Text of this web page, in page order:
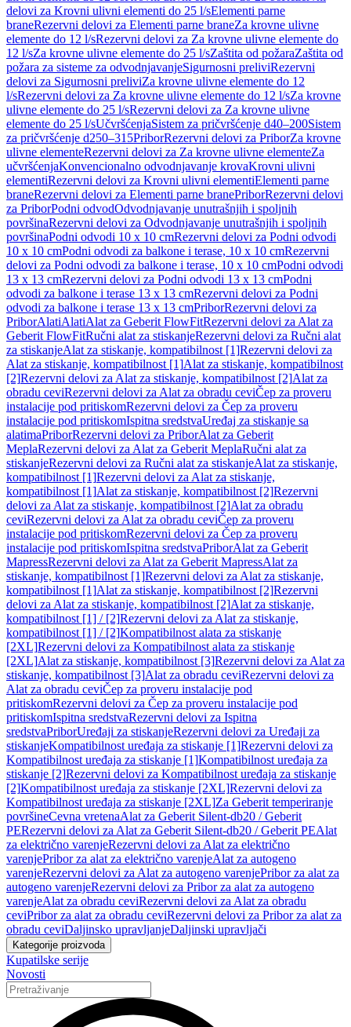
delovi za Krovni ulivni elementi do 25 l/sElementi parne
braneRezervni delovi za Elementi parne braneZa krovne ulivne
elemente do 12 l/sRezervni delovi za Za krovne ulivne elemente do
12 l/sZa krovne ulivne elemente do 25 l/sZaštita od požaraZaštita od
požara za sisteme za odvodnjavanjeSigurnosni preliviRezervni
delovi za Sigurnosni preliviZa krovne ulivne elemente do 12
l/sRezervni delovi za Za krovne ulivne elemente do 12 l/sZa krovne
ulivne elemente do 25 l/sRezervni delovi za Za krovne ulivne
elemente do 25 l/sUčvršćenjaSistem za pričvršćenje d40–200Sistem
za pričvršćenje d250–315PriborRezervni delovi za PriborZa krovne
ulivne elementeRezervni delovi za Za krovne ulivne elementeZa
učvršćenjaKonvencionalno odvodnjavanje krovaKrovni ulivni
elementiRezervni delovi za Krovni ulivni elementiElementi parne
braneRezervni delovi za Elementi parne branePriborRezervni delovi
za PriborPodni odvodOdvodnjavanje unutrašnjih i spoljnih
površinaRezervni delovi za Odvodnjavanje unutrašnjih i spoljnih
površinaPodni odvodi 10 x 10 cmRezervni delovi za Podni odvodi
10 x 10 cmPodni odvodi za balkone i terase, 10 x 10 cmRezervni
delovi za Podni odvodi za balkone i terase, 10 x 10 cmPodni odvodi
13 x 13 cmRezervni delovi za Podni odvodi 13 x 13 cmPodni
odvodi za balkone i terase 13 x 13 cmRezervni delovi za Podni
odvodi za balkone i terase 13 x 13 cmPriborRezervni delovi za
PriborAlatiAlatiAlat za Geberit FlowFitRezervni delovi za Alat za
Geberit FlowFitRučni alat za stiskanjeRezervni delovi za Ručni alat
za stiskanjeAlat za stiskanje, kompatibilnost [1]Rezervni delovi za
Alat za stiskanje, kompatibilnost [1]Alat za stiskanje, kompatibilnost
[2]Rezervni delovi za Alat za stiskanje, kompatibilnost [2]Alat za
obradu ceviRezervni delovi za Alat za obradu ceviČep za proveru
instalacije pod pritiskomRezervni delovi za Čep za proveru
instalacije pod pritiskomIspitna sredstvaUređaj za stiskanje sa
alatimaPriborRezervni delovi za PriborAlat za Geberit
MeplaRezervni delovi za Alat za Geberit MeplaRučni alat za
stiskanjeRezervni delovi za Ručni alat za stiskanjeAlat za stiskanje,
kompatibilnost [1]Rezervni delovi za Alat za stiskanje,
kompatibilnost [1]Alat za stiskanje, kompatibilnost [2]Rezervni
delovi za Alat za stiskanje, kompatibilnost [2]Alat za obradu
ceviRezervni delovi za Alat za obradu ceviČep za proveru
instalacije pod pritiskomRezervni delovi za Čep za proveru
instalacije pod pritiskomIspitna sredstvaPriborAlat za Geberit
MapressRezervni delovi za Alat za Geberit MapressAlat za
stiskanje, kompatibilnost [1]Rezervni delovi za Alat za stiskanje,
kompatibilnost [1]Alat za stiskanje, kompatibilnost [2]Rezervni
delovi za Alat za stiskanje, kompatibilnost [2]Alat za stiskanje,
kompatibilnost [1] / [2]Rezervni delovi za Alat za stiskanje,
kompatibilnost [1] / [2]Kompatibilnost alata za stiskanje
[2XL]Rezervni delovi za Kompatibilnost alata za stiskanje
[2XL]Alat za stiskanje, kompatibilnost [3]Rezervni delovi za Alat za
stiskanje, kompatibilnost [3]Alat za obradu ceviRezervni delovi za
Alat za obradu ceviČep za proveru instalacije pod
pritiskomRezervni delovi za Čep za proveru instalacije pod
pritiskomIspitna sredstvaRezervni delovi za Ispitna
sredstvaPriborUređaji za stiskanjeRezervni delovi za Uređaji za
stiskanjeKompatibilnost uređaja za stiskanje [1]Rezervni delovi za
Kompatibilnost uređaja za stiskanje [1]Kompatibilnost uređaja za
stiskanje [2]Rezervni delovi za Kompatibilnost uređaja za stiskanje
[2]Kompatibilnost uređaja za stiskanje [2XL]Rezervni delovi za
Kompatibilnost uređaja za stiskanje [2XL]Za Geberit temperiranje
površineCevna vretenaAlat za Geberit Silent-db20 / Geberit
PERezervni delovi za Alat za Geberit Silent-db20 / Geberit PEAlat
za električno varenjeRezervni delovi za Alat za električno
varenjePribor za alat za električno varenjeAlat za autogeno
varenjeRezervni delovi za Alat za autogeno varenjePribor za alat za
autogeno varenjeRezervni delovi za Pribor za alat za autogeno
varenjeAlat za obradu ceviRezervni delovi za Alat za obradu
ceviPribor za alat za obradu ceviRezervni delovi za Pribor za alat za
obradu ceviDaljinsko upravljanjeDaljinski upravljači
Kategorije proizvoda
Kupatilske serije
Novosti